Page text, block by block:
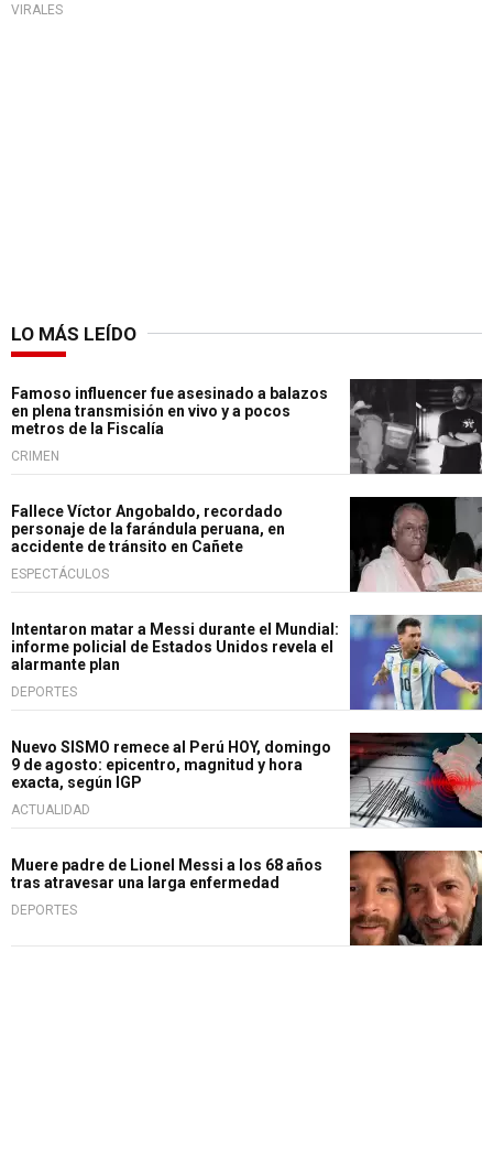
VIRALES
LO MÁS LEÍDO
Famoso influencer fue asesinado a balazos
en plena transmisión en vivo y a pocos
metros de la Fiscalía
CRIMEN
Fallece Víctor Angobaldo, recordado
personaje de la farándula peruana, en
accidente de tránsito en Cañete
ESPECTÁCULOS
Intentaron matar a Messi durante el Mundial:
informe policial de Estados Unidos revela el
alarmante plan
DEPORTES
Nuevo SISMO remece al Perú HOY, domingo
9 de agosto: epicentro, magnitud y hora
exacta, según IGP
ACTUALIDAD
Muere padre de Lionel Messi a los 68 años
tras atravesar una larga enfermedad
DEPORTES